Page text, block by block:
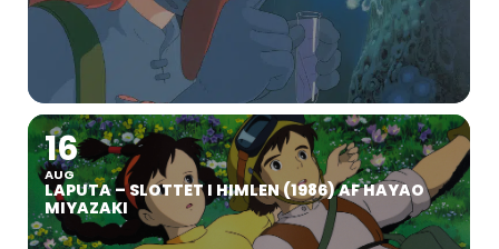
16
AUG
LAPUTA – SLOTTET I HIMLEN (1986) AF HAYAO
MIYAZAKI